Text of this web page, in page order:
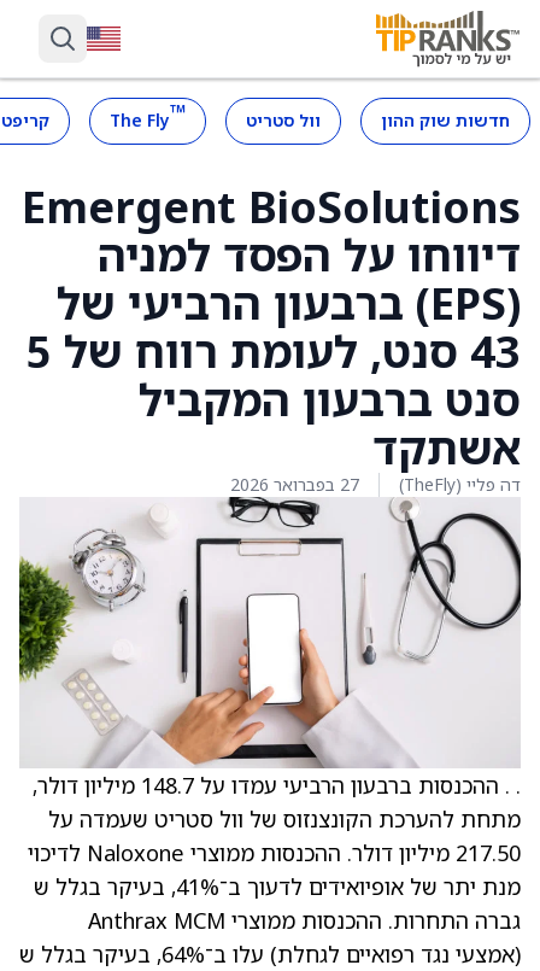
חדשות שוק ההון וול סטריט ™
The Fly
Emergent BioSolutions
דיווחו על הפסד למניה
(EPS) ברבעון הרביעי של
43 סנט, לעומת רווח של 5
סנט ברבעון המקביל
אשתקד
דה פליי (TheFly) 27 בפברואר 2026
. . ההכנסות ברבעון הרביעי עמדו על 148.7 מיליון דולר,
מתחת להערכת הקונצנזוס של וול סטריט שעמדה על
217.50 מיליון דולר. ההכנסות ממוצרי Naloxone לדיכוי
מנת יתר של אופיואידים לדעוך ב־41%, בעיקר בגלל ש
גברה התחרות. ההכנסות ממוצרי Anthrax MCM
(אמצעי נגד רפואיים לגחלת) עלו ב־64%, בעיקר בגלל ש